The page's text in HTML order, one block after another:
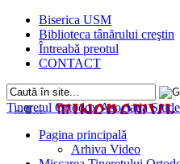
Biserica USM
Biblioteca tânărului creştin
Întreabă preotul
CONTACT
Tineretul OrtodoxAsociaţia
Pagina principală
Arhiva Video